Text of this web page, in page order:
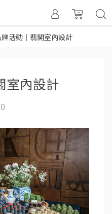
活動｜翡閣室內設計
室內設計